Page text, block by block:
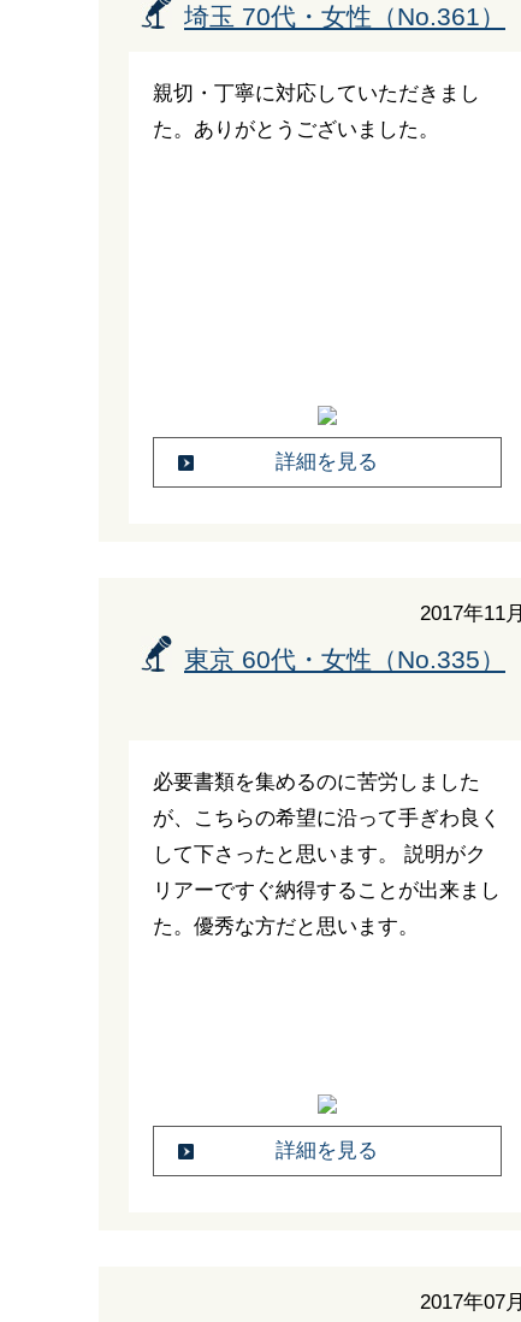
埼玉 70代・女性（No.361）
親切・丁寧に対応していただきまし
た。ありがとうございました。
詳細を見る
2017年11月
東京 60代・女性（No.335）
必要書類を集めるのに苦労しました
が、こちらの希望に沿って手ぎわ良く
して下さったと思います。 説明がク
リアーですぐ納得することが出来まし
た。優秀な方だと思います。
詳細を見る
2017年07月